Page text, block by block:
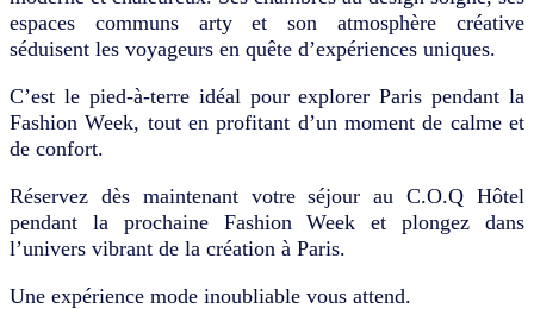
espaces communs arty et son atmosphère créative
séduisent les voyageurs en quête d’expériences uniques.
C’est le pied-à-terre idéal pour explorer Paris pendant la
Fashion Week, tout en profitant d’un moment de calme et
de confort.
Réservez dès maintenant votre séjour au C.O.Q Hôtel
pendant la prochaine Fashion Week et plongez dans
l’univers vibrant de la création à Paris.
Une expérience mode inoubliable vous attend.